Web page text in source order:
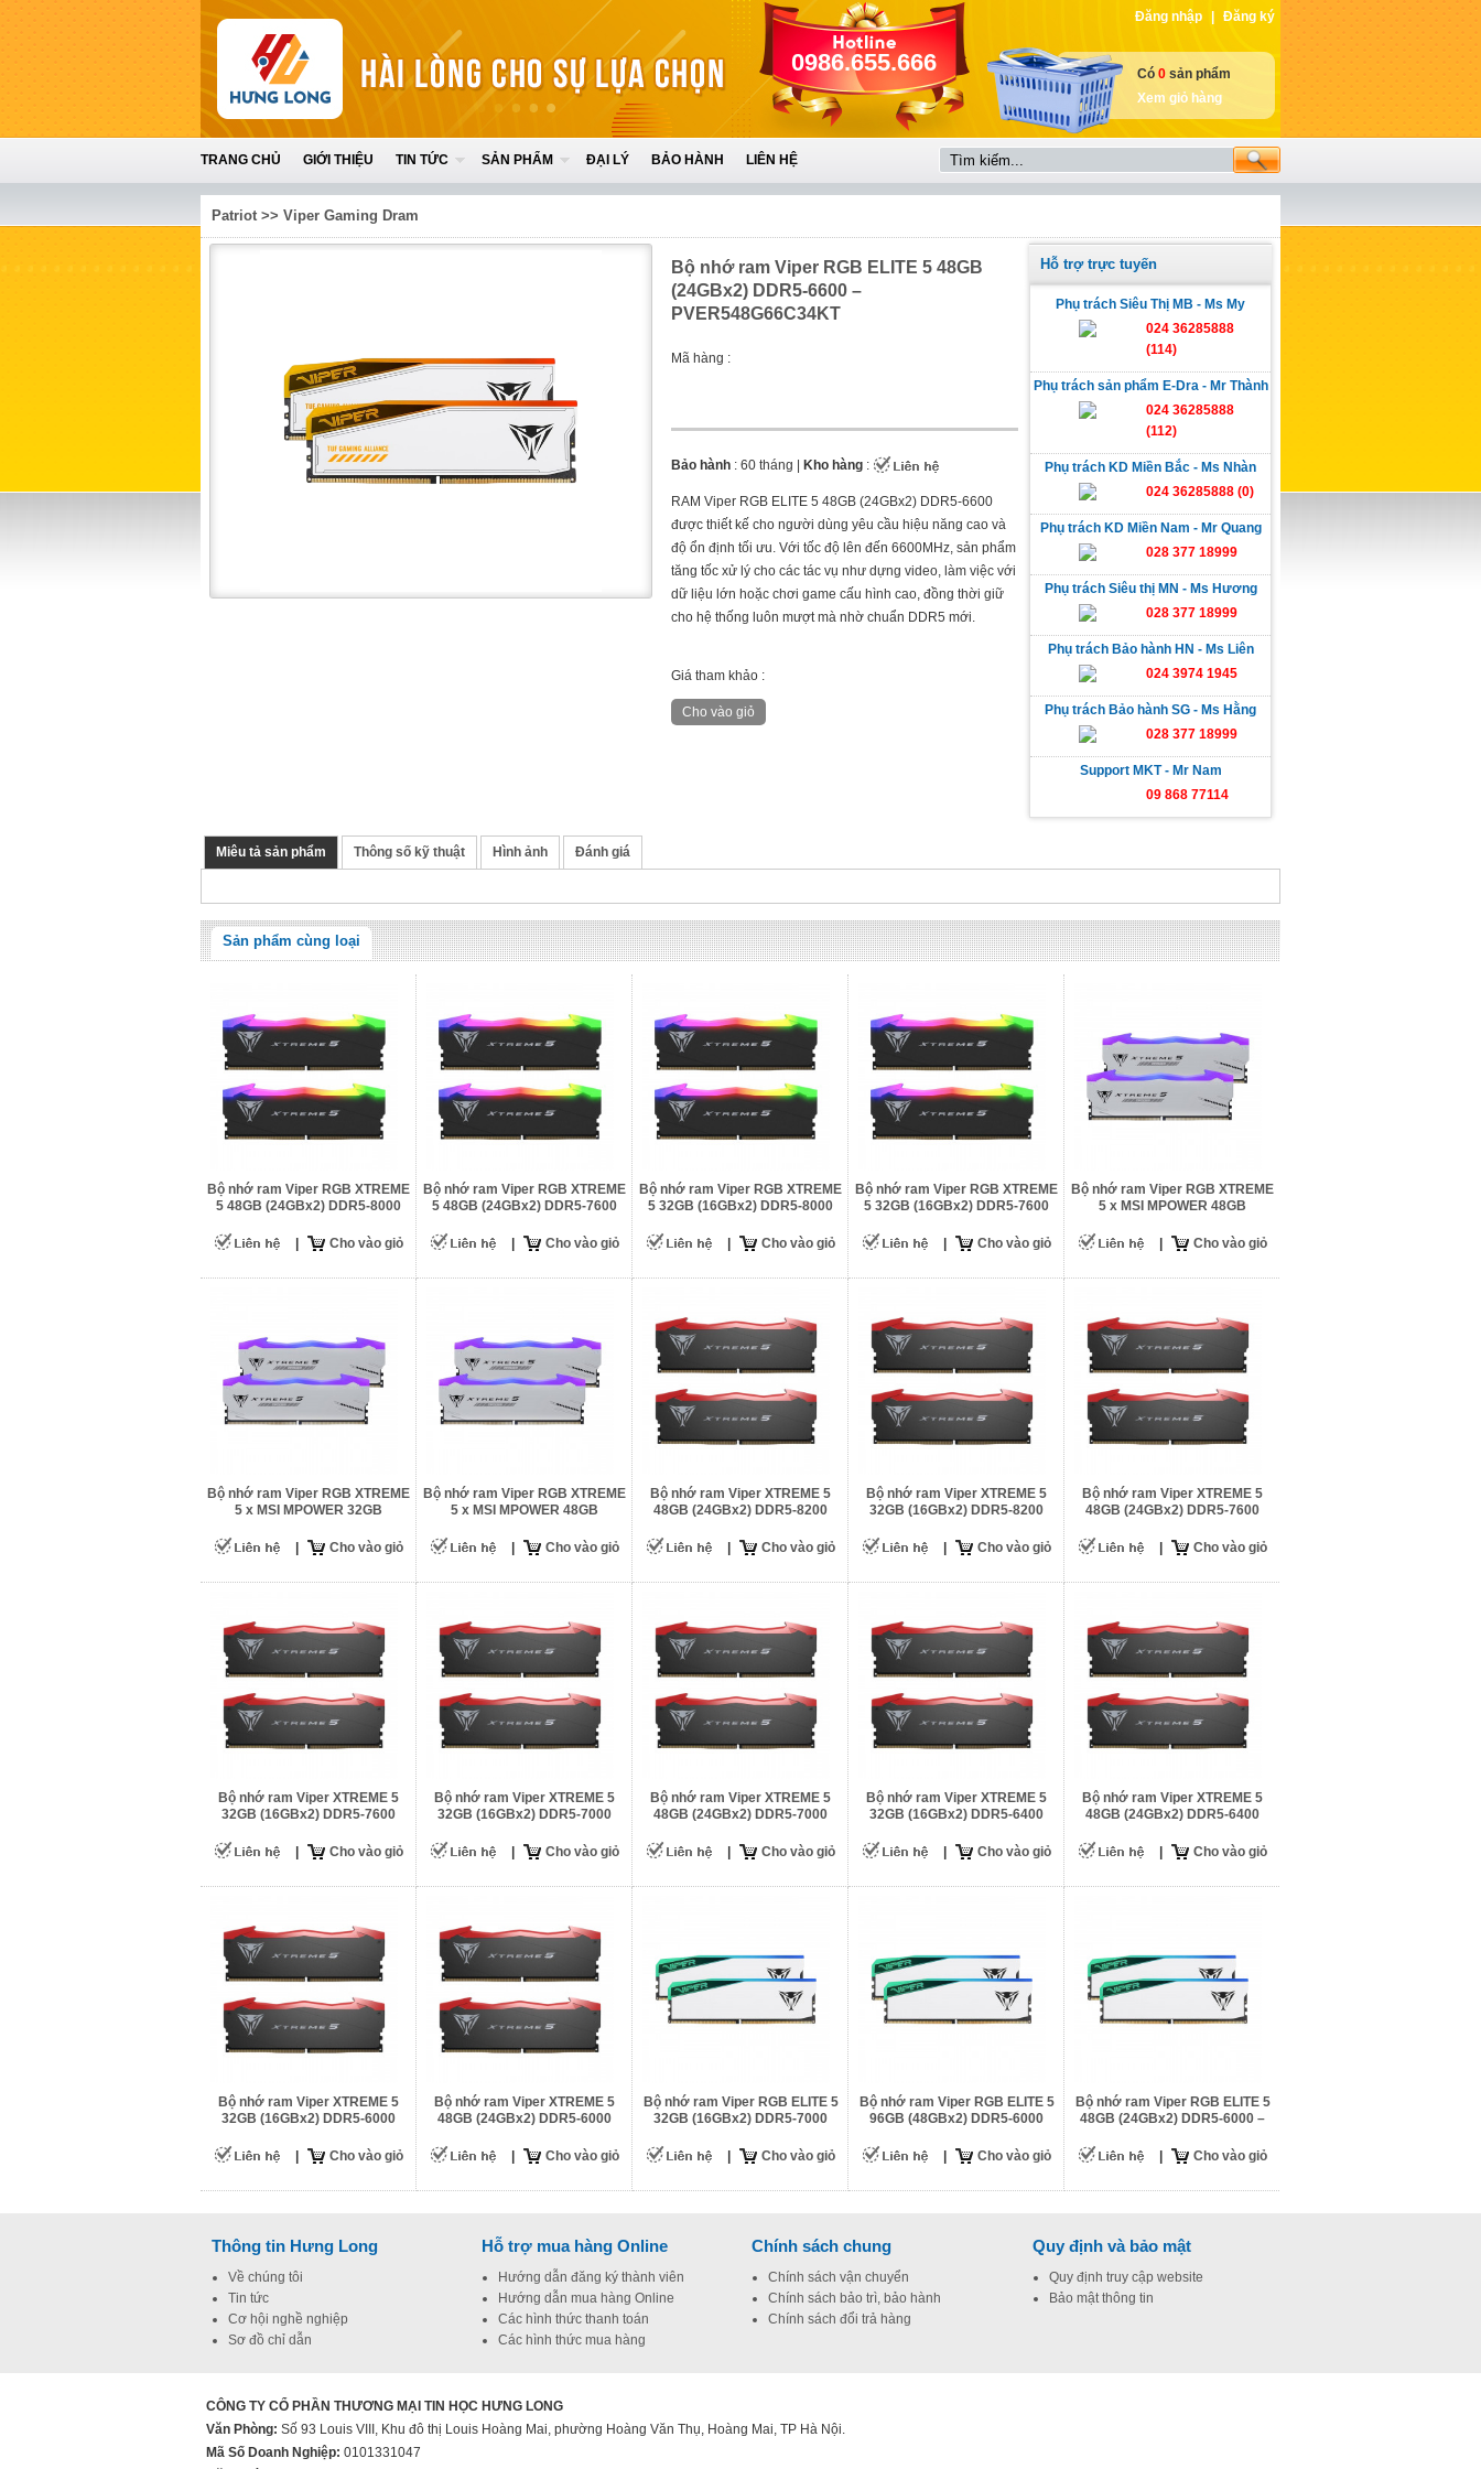
Đăng nhập Đăng ký
0986.655.666 Có 0 sản phẩm
Xem giỏ hàng
TRANG CHỦ GIỚI THIỆU TIN TỨC SẢN PHẨM ĐẠI LÝ BẢO HÀNH LIÊN HỆ
Patriot >> Viper Gaming Dram
Hỗ trợ trực tuyến
Phụ trách Siêu Thị MB - Ms My
024 36285888
(114)
Phụ trách sản phẩm E-Dra - Mr Thành
024 36285888
(112)
Phụ trách KD Miền Bắc - Ms Nhàn
024 36285888 (0)
Phụ trách KD Miền Nam - Mr Quang
028 377 18999
Phụ trách Siêu thị MN - Ms Hương
028 377 18999
Phụ trách Bảo hành HN - Ms Liên
024 3974 1945
Phụ trách Bảo hành SG - Ms Hằng
028 377 18999
Support MKT - Mr Nam
09 868 77114
Bộ nhớ ram Viper RGB ELITE 5 48GB
(24GBx2) DDR5-6600 –
PVER548G66C34KT
Mã hàng :
Bảo hành : 60 tháng | Kho hàng :
RAM Viper RGB ELITE 5 48GB (24GBx2) DDR5-6600
được thiết kế cho người dùng yêu cầu hiệu năng cao và
độ ổn định tối ưu. Với tốc độ lên đến 6600MHz, sản phẩm
tăng tốc xử lý cho các tác vụ như dựng video, làm việc với
dữ liệu lớn hoặc chơi game cấu hình cao, đồng thời giữ
cho hệ thống luôn mượt mà nhờ chuẩn DDR5 mới.
Giá tham khảo :
Miêu tả sản phẩm Thông số kỹ thuật Hình ảnh Đánh giá
Sản phẩm cùng loại
Bộ nhớ ram Viper RGB XTREME
5 48GB (24GBx2) DDR5-8000
Cho vào giỏ
Bộ nhớ ram Viper RGB XTREME
5 48GB (24GBx2) DDR5-7600
Cho vào giỏ
Bộ nhớ ram Viper RGB XTREME
5 32GB (16GBx2) DDR5-8000
Cho vào giỏ
Bộ nhớ ram Viper RGB XTREME
5 32GB (16GBx2) DDR5-7600
Cho vào giỏ
Bộ nhớ ram Viper RGB XTREME
5 x MSI MPOWER 48GB
Cho vào giỏ
Bộ nhớ ram Viper RGB XTREME
5 x MSI MPOWER 32GB
Cho vào giỏ
Bộ nhớ ram Viper RGB XTREME
5 x MSI MPOWER 48GB
Cho vào giỏ
Bộ nhớ ram Viper XTREME 5
48GB (24GBx2) DDR5-8200
Cho vào giỏ
Bộ nhớ ram Viper XTREME 5
32GB (16GBx2) DDR5-8200
Cho vào giỏ
Bộ nhớ ram Viper XTREME 5
48GB (24GBx2) DDR5-7600
Cho vào giỏ
Bộ nhớ ram Viper XTREME 5
32GB (16GBx2) DDR5-7600
Cho vào giỏ
Bộ nhớ ram Viper XTREME 5
32GB (16GBx2) DDR5-7000
Cho vào giỏ
Bộ nhớ ram Viper XTREME 5
48GB (24GBx2) DDR5-7000
Cho vào giỏ
Bộ nhớ ram Viper XTREME 5
32GB (16GBx2) DDR5-6400
Cho vào giỏ
Bộ nhớ ram Viper XTREME 5
48GB (24GBx2) DDR5-6400
Cho vào giỏ
Bộ nhớ ram Viper XTREME 5
32GB (16GBx2) DDR5-6000
Cho vào giỏ
Bộ nhớ ram Viper XTREME 5
48GB (24GBx2) DDR5-6000
Cho vào giỏ
Bộ nhớ ram Viper RGB ELITE 5
32GB (16GBx2) DDR5-7000
Cho vào giỏ
Bộ nhớ ram Viper RGB ELITE 5
96GB (48GBx2) DDR5-6000
Cho vào giỏ
Bộ nhớ ram Viper RGB ELITE 5
48GB (24GBx2) DDR5-6000 –
Cho vào giỏ
Thông tin Hưng Long
Về chúng tôi
Tin tức
Cơ hội nghề nghiệp
Sơ đồ chỉ dẫn
Hỗ trợ mua hàng Online
Hướng dẫn đăng ký thành viên
Hướng dẫn mua hàng Online
Các hình thức thanh toán
Các hình thức mua hàng
Chính sách chung
Chính sách vận chuyển
Chính sách bảo trì, bảo hành
Chính sách đổi trả hàng
Quy định và bảo mật
Quy định truy cập website
Bảo mật thông tin
CÔNG TY CỔ PHẦN THƯƠNG MẠI TIN HỌC HƯNG LONG
Văn Phòng: Số 93 Louis VIII, Khu đô thị Louis Hoàng Mai, phường Hoàng Văn Thụ, Hoàng Mai, TP Hà Nội.
Mã Số Doanh Nghiệp: 0101331047